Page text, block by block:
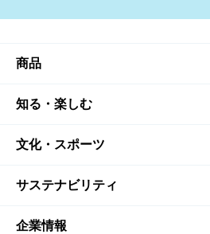
商品
商品TOP
商品一覧
商品発売情報
栄養成分一覧
知る・楽しむ
知る・楽しむTOP
キャンペーン
工場見学
文化・スポーツ
文化・スポーツTOP
サントリーホール
サステナビリティ
サステナビリティTOP
企業情報